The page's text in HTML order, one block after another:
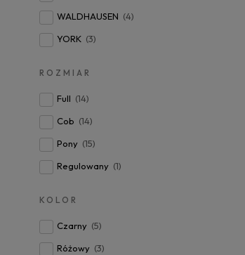
WALDHAUSEN (4)
YORK (3)
ROZMIAR
Full (14)
Cob (14)
Pony (15)
Regulowany (1)
KOLOR
Czarny (5)
Różowy (3)